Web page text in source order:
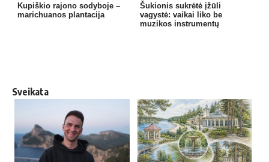
Kupiškio rajono sodyboje –
marichuanos plantacija
Šukionis sukrėtė įžūli
vagystė: vaikai liko be
muzikos instrumentų
Sveikata